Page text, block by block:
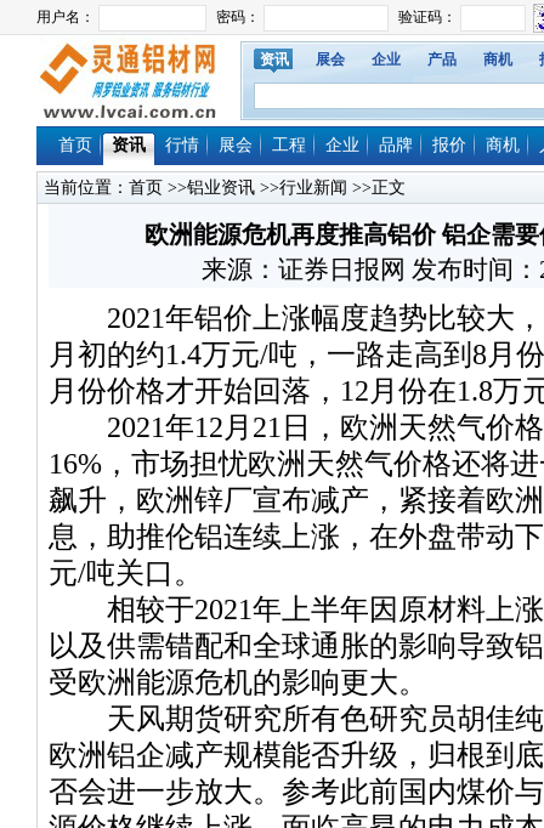
资讯 展会 企业 产品 商机
首页 资讯 行情 展会 工程 企业 品牌 报价 商机
当前位置： 首页 >>铝业资讯 >>行业新闻 >>正文
欧洲能源危机再度推高铝价 铝企需
来源：证券日报网 发布时间：
2021年铝价上涨幅度趋势比较大，
月初的约1.4万元/吨，一路走高到8月
月份价格才开始回落，12月份在1.8万
2021年12月21日，欧洲天然气价
16%，市场担忧欧洲天然气价格还将
飙升，欧洲锌厂宣布减产，紧接着欧
息，助推伦铝连续上涨，在外盘带动
元/吨关口。
相较于2021年上半年因原材料上涨
以及供需错配和全球通胀的影响导致
受欧洲能源危机的影响更大。
天风期货研究所有色研究员胡佳纯
欧洲铝企减产规模能否升级，归根到
否会进一步放大。参考此前国内煤价